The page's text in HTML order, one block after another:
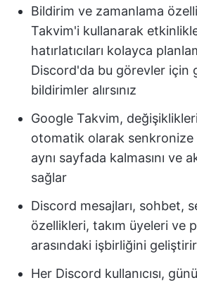
Bildirim ve zamanlama
Takvim'i kullanarak
hatırlatıcıları kolayca
Discord'da bu görevler için
bildirimler alırsınız
Google Takvim,
otomatik olarak senkronize
aynı sayfada kalmasını ve
sağlar
Discord mesajları, sohbet,
özellikleri, takım üyeleri ve
arasındaki işbirliğini geliştirir
Her Discord kullanıcısı,